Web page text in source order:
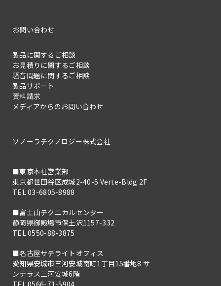
お問い合わせ
製品に関するご相談
お見積りに関するご相談
騒音問題に関するご相談
製品サポート
資料請求
メディアからのお問い合わせ
ソノーラテクノロジー株式会社
■東京本社営業部
東京都世田谷区成城2-40-5 Verte-Bldg 2F
TEL 03-6805-8988
■富士山テクニカルセンター
静岡県御殿場市保土沢1157-332
TEL 0550-88-3875
■名古屋サテライトオフィス
愛知県安城市三河安城南町1丁目15番地8 サ
ンテラス三河安城6階
TEL 0566-71-5904